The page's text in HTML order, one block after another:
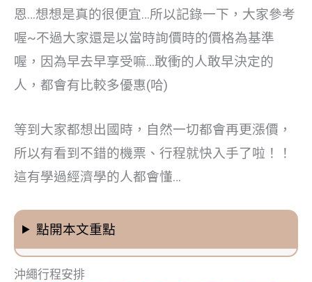
恩…想想是真的很便宜…所以記錄一下，大家參考
喔~不過大家還是以當時詢價時的價格為基準
喔，因為早去早享受嘛…敢衝的人敢早決定的
人，都會有比較多優惠(哈)
等到大家都想出國時，自然一切都會再更漲價，
所以有看到不錯的機票、行程就快入手了啦！！
這有學過經濟學的人都會懂…
點開本文重點
沖繩行程安排